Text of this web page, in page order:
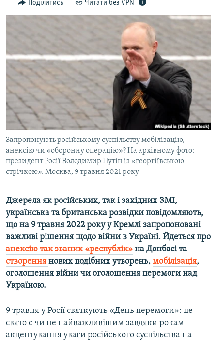
пошуку
ІНТЕРВ'Ю
СПЕЦПРОЕКТИ
ДЕПОРТАЦІЯ
ВІДЕОУРОКИ «ELIFBE»
СВІДЧЕННЯ ОКУПАЦІЇ
УКРАЇНСЬКА ПРОБЛЕМА КРИМУ
ІНФОГРАФІКА
ЯК ОБІЙТИ БЛОКУВАННЯ
Русский
Qırımtatar
ДОЛУЧАЙСЯ!
Усі сайти RFE/RL
Поділитись Читати без VPN
Запропонують російському суспільству мобілізацію,
анексію чи «оборонну операцію»? На архівному фото:
президент Росії Володимир Путін із «георгіївською
стрічкою». Москва, 9 травня 2021 року
Джерела як російських, так і західних ЗМІ,
українська та британська розвідки повідомляють,
що на 9 травня 2022 року у Кремлі запропоновані
важливі рішення щодо війни в Україні. Йдеться про
анексію так званих «республік» ​ на Донбасі та
створення нових подібних утворень, мобілізація,
оголошення війни чи оголошення перемоги над
Україною.
9 травня у Росії святкують «День перемоги»: це
свято є чи не найважливішим завдяки рокам
акцентування уваги російського суспільства на